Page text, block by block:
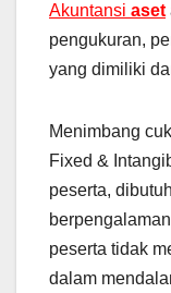
Akuntansi aset
pengukuran,
yang dimiliki
Menimbang
Fixed &
peserta,
peserta tidak
dalam